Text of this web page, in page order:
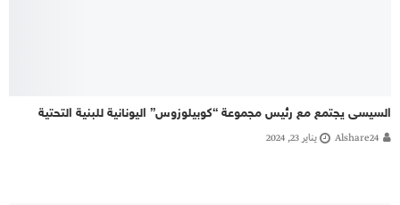
السيسى يجتمع مع رئيس مجموعة “كوبيلوزوس” اليونانية للبنية التحتية
Alshare24 يناير 23, 2024